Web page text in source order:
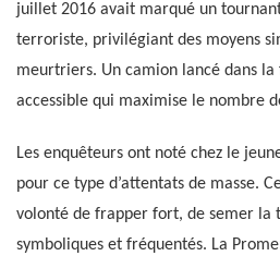
juillet 2016 avait marqué un
terroriste, privilégiant des moyens
meurtriers. Un camion lancé dans
accessible qui maximise le nombre
Les enquêteurs ont noté chez le
pour ce type d’attentats de masse.
volonté de frapper fort, de semer la
symboliques et fréquentés. La